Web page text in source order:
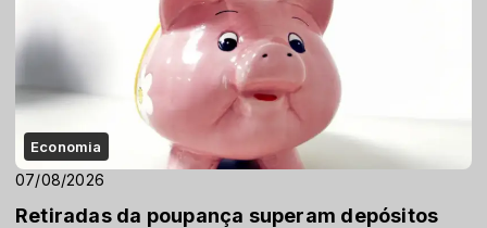
Economia
07/08/2026
Retiradas da poupança superam depósitos